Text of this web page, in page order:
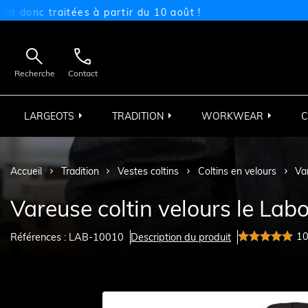
traitées à partir du 10 août !

Recherche

Contact
LARGEOTS TRADITION WORKWEAR
Accueil Tradition Vestes coltins Coltins en velours
Vareuse coltin velours le
Références : LAB-10010 Description du produit